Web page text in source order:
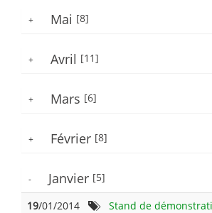
+ Mai [8]
+ Avril [11]
+ Mars [6]
+ Février [8]
- Janvier [5]
19/01/2014 à 15:05